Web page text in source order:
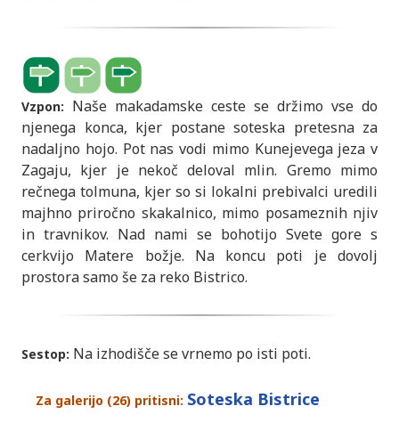
Vzpon: Naše makadamske ceste se držimo vse do
njenega konca, kjer postane soteska pretesna za
nadaljno hojo. Pot nas vodi mimo Kunejevega jeza v
Zagaju, kjer je nekoč deloval mlin. Gremo mimo
rečnega tolmuna, kjer so si lokalni prebivalci uredili
majhno priročno skakalnico, mimo posameznih njiv
in travnikov. Nad nami se bohotijo Svete gore s
cerkvijo Matere božje. Na koncu poti je dovolj
prostora samo še za reko Bistrico.
Sestop: Na izhodišče se vrnemo po isti poti.
Za galerijo (26) pritisni: Soteska Bistrice